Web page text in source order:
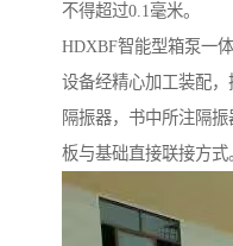
不得超过0.1毫米。
HDXBF智能型箱泵一
设备经精心加工装配
隔振器，书中所注隔
板与基础直接联接方式